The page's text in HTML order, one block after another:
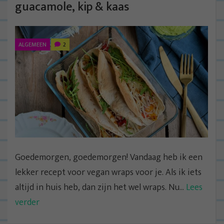
guacamole, kip & kaas
ALGEMEEN 2
Goedemorgen, goedemorgen! Vandaag heb ik een
lekker recept voor vegan wraps voor je. Als ik iets
altijd in huis heb, dan zijn het wel wraps. Nu... Lees
verder